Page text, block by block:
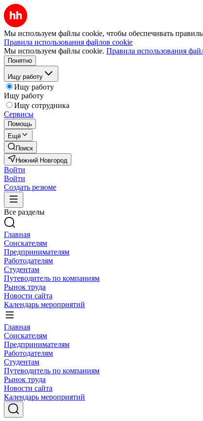
Мы используем файлы cookie, чтобы обеспечивать
Правила использования файлов cookie
Мы используем файлы cookie. Правила использования
Понятно
Ищу работу
Ищу работу
Ищу работу
Ищу сотрудника
Сервисы
Помощь
Ещё
Поиск
Нижний Новгород
Войти
Войти
Создать резюме
Все разделы
Главная
Соискателям
Предпринимателям
Работодателям
Студентам
Путеводитель по компаниям
Рынок труда
Новости сайта
Календарь мероприятий
Главная
Соискателям
Предпринимателям
Работодателям
Студентам
Путеводитель по компаниям
Рынок труда
Новости сайта
Календарь мероприятий